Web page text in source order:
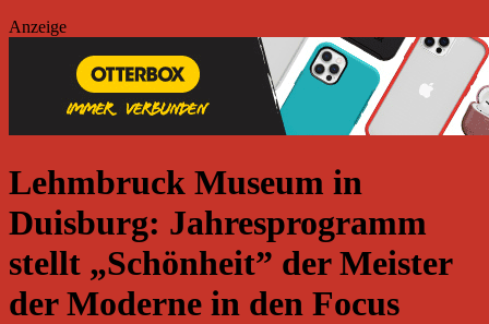
Anzeige
Lehmbruck Museum in
Duisburg: Jahresprogramm
stellt „Schönheit” der Meister
der Moderne in den Focus